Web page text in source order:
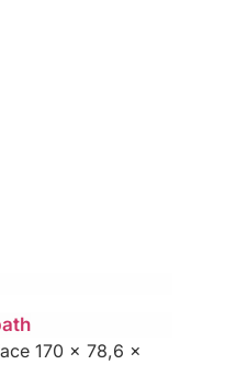
170 x 78,6 x